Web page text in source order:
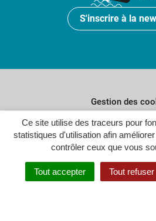
Ce site utilise des traceurs pour
statistiques d'utilisation afin
contrôler ceux que vous
Tout accepter Tout refuser
S'inscrire à la
Gestion des
Plan du site
Politique de
Crédits